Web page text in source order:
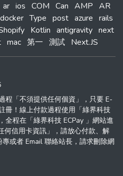
ar ios COM Can AMP AR
docker Type post azure rails
Kotlin antigravity next
mac 第一 測試 Next.JS
程「不須提供任何個資」，只要 E-
冊！線上付款過程使用「綠界科技
全程在「綠界科技 ECPay 」網站進
何信用卡資訊」，請放心付款、解
或者 Email 聯絡站長，請求刪除網